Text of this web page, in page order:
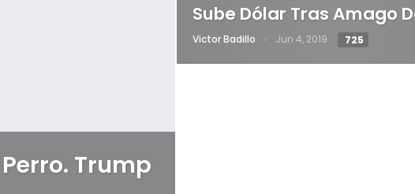
Trump
Sube Dólar Tras Amago
Victor Badillo Jun 4, 2019 725